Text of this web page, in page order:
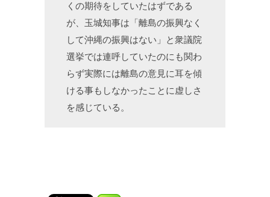
くの期待をしていたはずである
が、玉城知事は「離島の振興なく
して沖縄の振興はない」と衆議院
選挙では連呼していたのにも関わ
らず実際には離島の意見に耳を傾
ける事もしなかったことに虚しさ
を感じている。